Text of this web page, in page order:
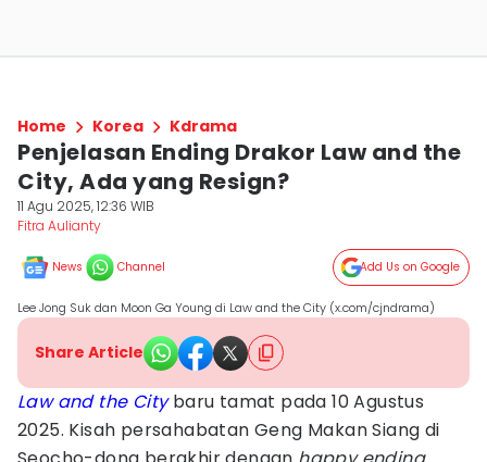
Home Korea Kdrama
Penjelasan Ending Drakor Law and the
City, Ada yang Resign?
11 Agu 2025, 12:36 WIB
Fitra Aulianty
News Channel Add Us on Google
Lee Jong Suk dan Moon Ga Young di Law and the City (x.com/cjndrama)
Share Article
Law and the Citybaru tamat pada 10 Agustus
2025. Kisah persahabatan Geng Makan Siang di